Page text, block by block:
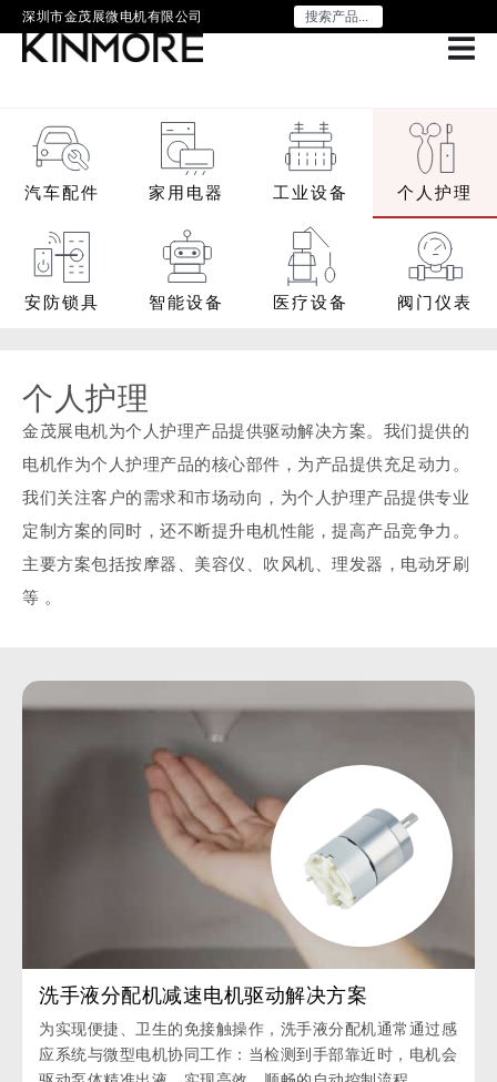
深圳市金茂展微电机有限公司
汽车配件 家用电器 工业设备 个人护理
安防锁具 智能设备 医疗设备 阀门仪表
个人护理
金茂展电机为个人护理产品提供驱动解决方案。我们提供的
电机作为个人护理产品的核心部件，为产品提供充足动力。
我们关注客户的需求和市场动向，为个人护理产品提供专业
定制方案的同时，还不断提升电机性能，提高产品竞争力。
主要方案包括按摩器、美容仪、吹风机、理发器，电动牙刷
等 。
洗手液分配机减速电机驱动解决方案
为实现便捷、卫生的免接触操作，洗手液分配机通常通过感
应系统与微型电机协同工作：当检测到手部靠近时，电机会